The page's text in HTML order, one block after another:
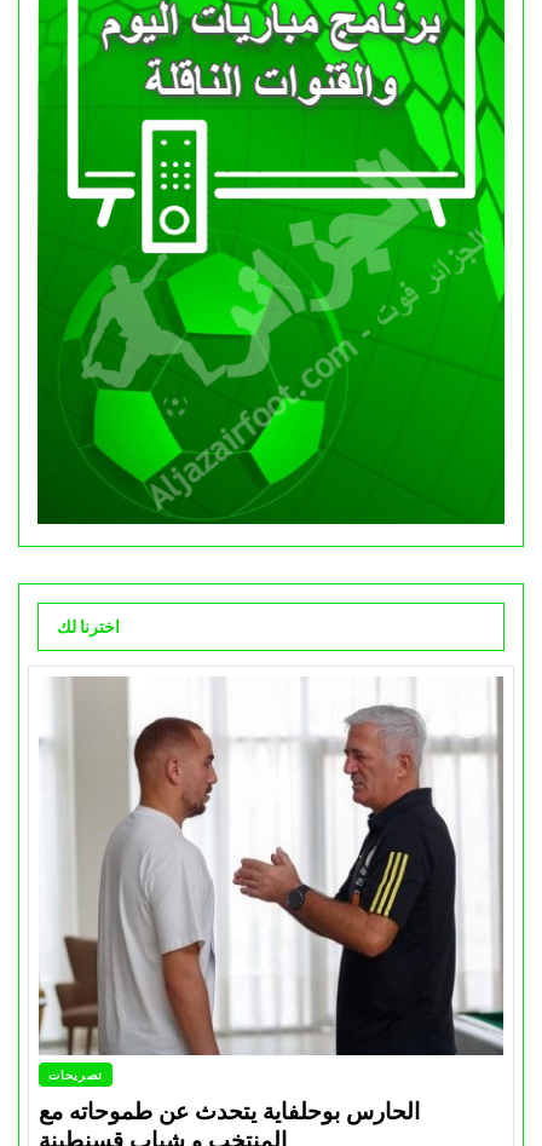
اخترنا لك
تصريحات
الحارس بوحلفاية يتحدث عن طموحاته مع
المنتخب و شباب قسنطينة